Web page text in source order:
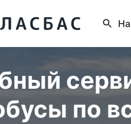
по